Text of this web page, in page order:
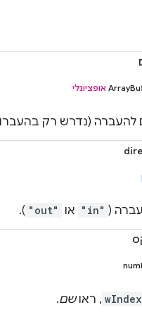
אופציונלי
להעברה (נדרש רק
(
"in" או "out"
).
wIndex , ראושם.